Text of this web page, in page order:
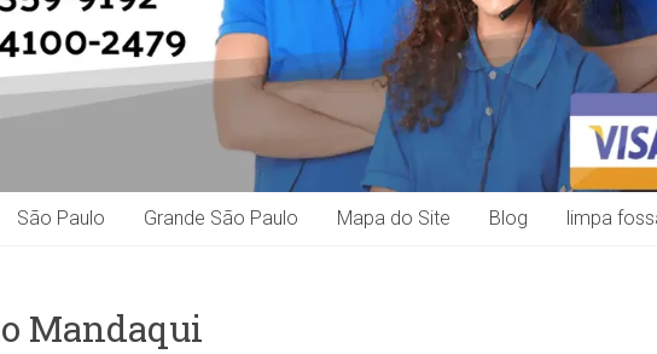
São Paulo Grande São Paulo Mapa do Site Blog limpa
Mandaqui